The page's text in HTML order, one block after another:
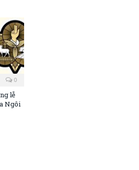
0
lễ
Ngôi